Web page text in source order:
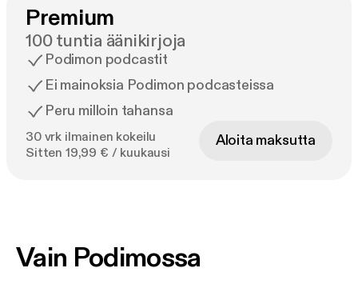
Premium
100 tuntia äänikirjoja
Podimon podcastit
Ei mainoksia Podimon podcasteissa
Peru milloin tahansa
30 vrk ilmainen kokeilu
Sitten 19,99 € / kuukausi
Aloita maksutta
Vain Podimossa